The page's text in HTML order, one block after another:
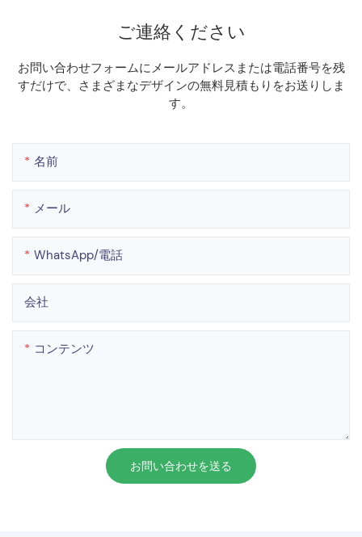
ご連絡ください
お問い合わせフォームにメールアドレスまたは電話番号を残
すだけで、さまざまなデザインの無料見積もりをお送りしま
す。
名前
メール
WhatsApp/電話
会社
コンテンツ
お問い合わせを送る